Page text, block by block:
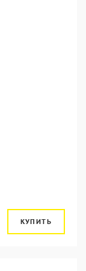
КУПИТЬ